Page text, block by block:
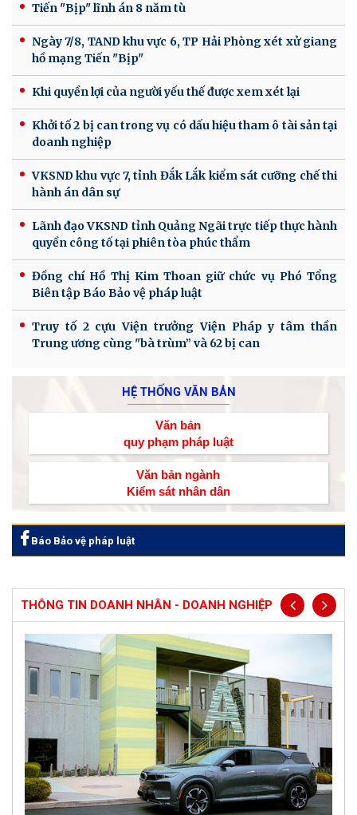
Tiến "Bịp" lĩnh án 8 năm tù
Ngày 7/8, TAND khu vực 6, TP Hải Phòng xét xử giang
hồ mạng Tiến "Bịp"
Khi quyền lợi của người yếu thế được xem xét lại
Khởi tố 2 bị can trong vụ có dấu hiệu tham ô tài sản tại
doanh nghiệp
VKSND khu vực 7, tỉnh Đắk Lắk kiểm sát cưỡng chế thi
hành án dân sự
Lãnh đạo VKSND tỉnh Quảng Ngãi trực tiếp thực hành
quyền công tố tại phiên tòa phúc thẩm
Đồng chí Hồ Thị Kim Thoan giữ chức vụ Phó Tổng
Biên tập Báo Bảo vệ pháp luật
Truy tố 2 cựu Viện trưởng Viện Pháp y tâm thần
Trung ương cùng "bà trùm” và 62 bị can
HỆ THỐNG VĂN BẢN
Văn bản
quy phạm pháp luật
Văn bản ngành
Kiểm sát nhân dân
Báo Bảo vệ pháp luật
THÔNG TIN DOANH NHÂN - DOANH NGHIỆP